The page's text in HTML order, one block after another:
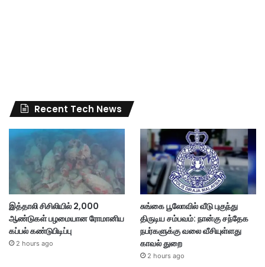
Recent Tech News
இத்தாலி சிசிலியில் 2,000
ஆண்டுகள் பழமையான ரோமானிய
கப்பல் கண்டுபிடிப்பு
2 hours ago
சுங்கை பூலோவில் வீடு புகுந்து
திருடிய சம்பவம்: நான்கு சந்தேக
நபர்களுக்கு வலை வீசியுள்ளது
காவல் துறை
2 hours ago